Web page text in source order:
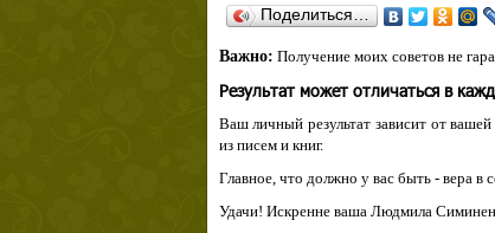
Поделиться…
Важно: Получение моих советов не
Результат может отличаться в
Ваш личный результат зависит от
из писем и книг.
Главное, что должно у вас быть - вера в
Удачи! Искренне ваша Людмила